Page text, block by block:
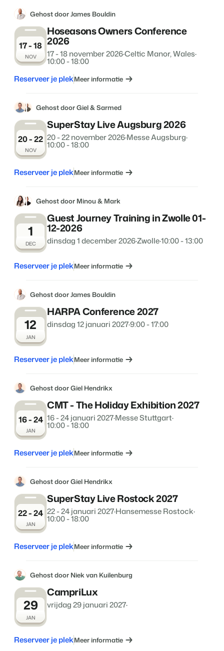
Gehost door James Bouldin
17 - 18
NOV
Hoseasons Owners Conference
2026
17 - 18 november 2026·Celtic Manor, Wales·
10:00 - 18:00
Reserveer je plekMeer informatie
Gehost door Giel & Sarmed
20 - 22
NOV
SuperStay Live Augsburg 2026
20 - 22 november 2026·Messe Augsburg·
10:00 - 18:00
Reserveer je plekMeer informatie
Gehost door Minou & Mark
1
DEC
Guest Journey Training in Zwolle 01-
12-2026
dinsdag 1 december 2026·Zwolle·10:00 - 13:00
Reserveer je plekMeer informatie
Gehost door James Bouldin
12
JAN
HARPA Conference 2027
dinsdag 12 januari 2027·9:00 - 17:00
Reserveer je plekMeer informatie
Gehost door Giel Hendrikx
16 - 24
JAN
CMT - The Holiday Exhibition 2027
16 - 24 januari 2027·Messe Stuttgart·
10:00 - 18:00
Reserveer je plekMeer informatie
Gehost door Giel Hendrikx
22 - 24
JAN
SuperStay Live Rostock 2027
22 - 24 januari 2027·Hansemesse Rostock·
10:00 - 18:00
Reserveer je plekMeer informatie
Gehost door Niek van Kuilenburg
29
JAN
CampriLux
vrijdag 29 januari 2027·
Reserveer je plekMeer informatie